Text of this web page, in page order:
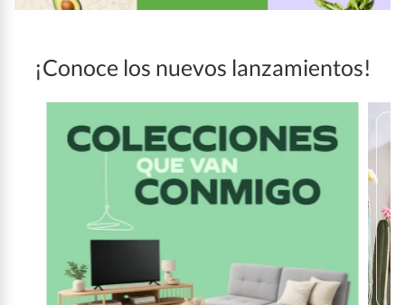
¡Conoce los nuevos lanzamientos!